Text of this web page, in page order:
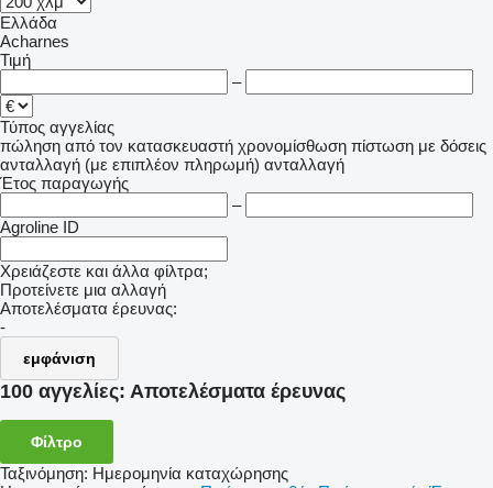
Ελλάδα
Acharnes
Τιμή
–
Τύπος αγγελίας
πώληση από τον κατασκευαστή χρονομίσθωση πίστωση με δόσεις
ανταλλαγή (με επιπλέον πληρωμή) ανταλλαγή
Έτος παραγωγής
–
Agroline ID
Χρειάζεστε και άλλα φίλτρα;
Προτείνετε μια αλλαγή
Αποτελέσματα έρευνας:
-
εμφάνιση
100 αγγελίες: Αποτελέσματα έρευνας
Φίλτρο
Ταξινόμηση: Ημερομηνία καταχώρησης